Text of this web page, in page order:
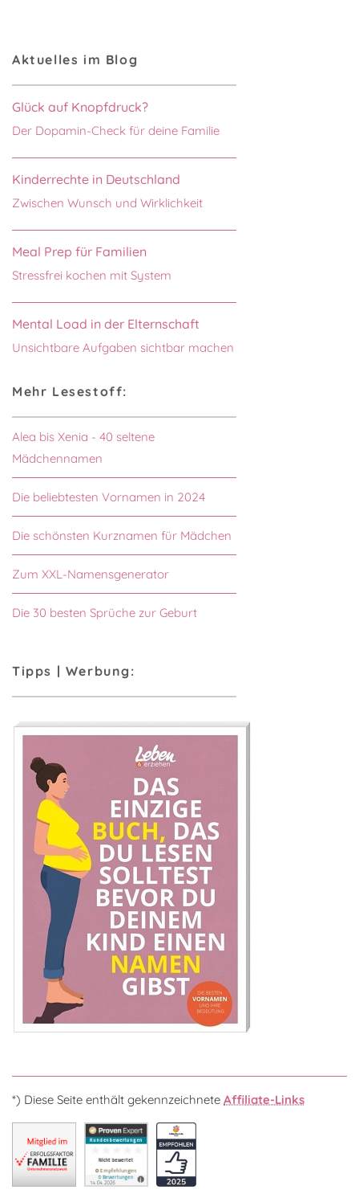
Aktuelles im Blog
Glück auf Knopfdruck?
Der Dopamin-Check für deine Familie
Kinderrechte in Deutschland
Zwischen Wunsch und Wirklichkeit
Meal Prep für Familien
Stressfrei kochen mit System
Mental Load in der Elternschaft
Unsichtbare Aufgaben sichtbar machen
Mehr Lesestoff:
Alea bis Xenia - 40 seltene
Mädchennamen
Die beliebtesten Vornamen in 2024
Die schönsten Kurznamen für Mädchen
Zum XXL-Namensgenerator
Die 30 besten Sprüche zur Geburt
Tipps | Werbung:
*) Diese Seite enthält gekennzeichnete Affiliate-Links